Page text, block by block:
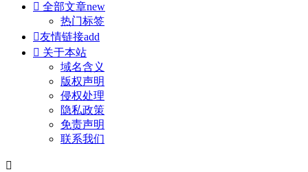
 全部文章new
热门标签
友情链接add
 关于本站
域名含义
版权声明
侵权处理
隐私政策
免责声明
联系我们
